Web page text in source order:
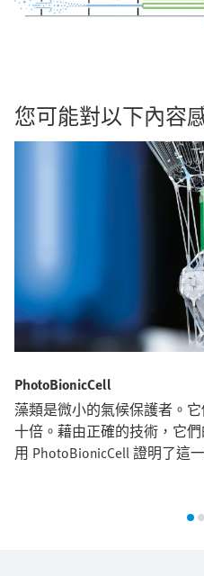
您可能對以下內容
PhotoBionicCell
藻類是微小的氣候保護者。
十倍。藉由正確的技術，它
用 PhotoBionicCell 證明了這